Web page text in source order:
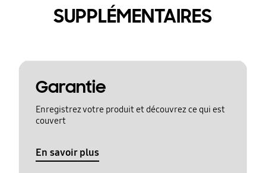
SUPPLÉMENTAIRES
Garantie
Enregistrez votre produit et découvrez ce qui est
couvert
En savoir plus